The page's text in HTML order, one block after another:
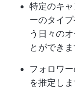
特定のキ
ーのタイ
う日々の
とができま
フォロワ
を推定しま